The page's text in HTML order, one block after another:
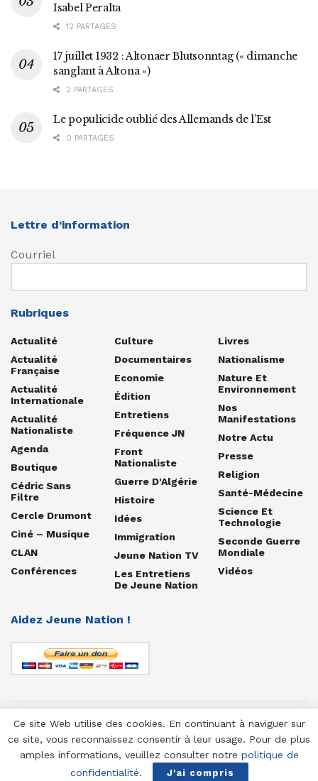
Isabel Peralta
12 PARTAGES
17 juillet 1932 : Altonaer Blutsonntag (« dimanche
sanglant à Altona »)
2 PARTAGES
Le populicide oublié des Allemands de l’Est
0 PARTAGES
Lettre d’information
Courriel
Rubriques
Actualité
Actualité
Française
Actualité
Internationale
Actualité
Nationaliste
Agenda
Boutique
Cédric Sans
Filtre
Cercle Drumont
Ciné – Musique
CLAN
Conférences
Culture
Documentaires
Economie
Édition
Entretiens
Fréquence JN
Front
Nationaliste
Guerre D'Algérie
Histoire
Idées
Immigration
Jeune Nation TV
Les Entretiens
De Jeune Nation
Livres
Nationalisme
Nature Et
Environnement
Nos
Manifestations
Notre Actu
Presse
Religion
Santé-Médecine
Science Et
Technologie
Seconde Guerre
Mondiale
Vidéos
Aidez Jeune Nation !
© 1958-2025 Jeune Nation
Ce site Web utilise des cookies. En continuant à naviguer sur
ce site, vous reconnaissez consentir à leur usage. Pour de plus
amples informations, veuillez consulter notre politique de
confidentialité. J'ai compris